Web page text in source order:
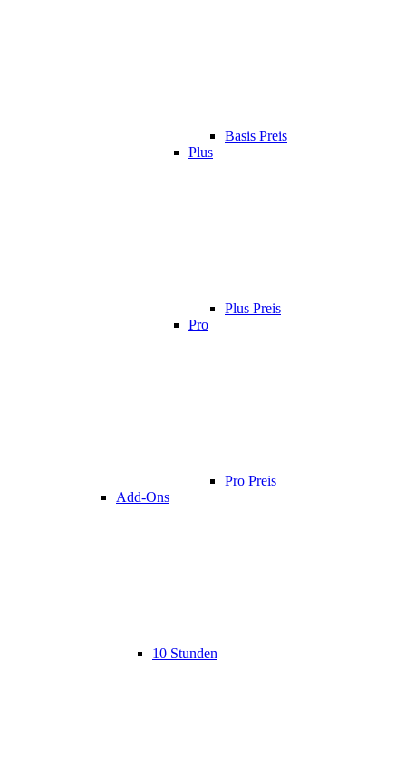
Basis Preis
Plus
Plus Preis
Pro
Pro Preis
Add-Ons
10 Stunden